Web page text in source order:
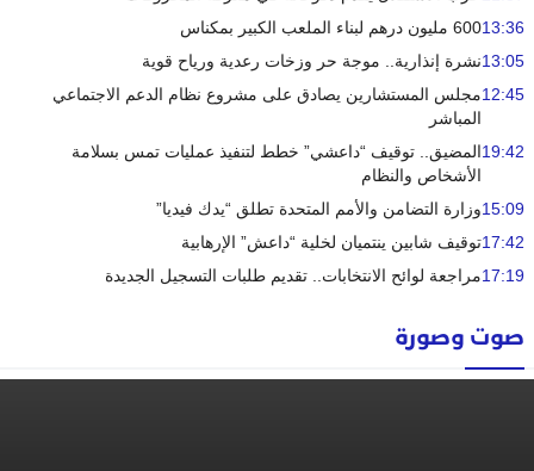
13:36600 مليون درهم لبناء الملعب الكبير بمكناس
13:05نشرة إنذارية.. موجة حر وزخات رعدية ورياح قوية
12:45مجلس المستشارين يصادق على مشروع نظام الدعم الاجتماعي
المباشر
19:42المضيق.. توقيف “داعشي” خطط لتنفيذ عمليات تمس بسلامة
الأشخاص والنظام
15:09وزارة التضامن والأمم المتحدة تطلق “يدك فيديا”
17:42توقيف شابين ينتميان لخلية “داعش” الإرهابية
17:19مراجعة لوائح الانتخابات.. تقديم طلبات التسجيل الجديدة
صوت وصورة